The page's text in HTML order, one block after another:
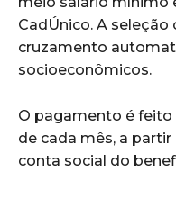
CadÚnico. A
cruzamento
socioeconômicos.
O pagamento é feito
de cada mês, a
conta social do